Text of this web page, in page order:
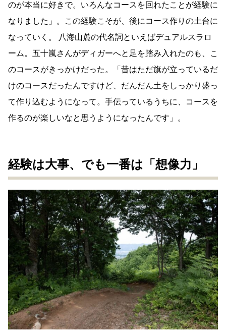
のが本当に好きで。いろんなコースを回れたことが経験に
なりました」。この経験こそが、後にコース作りの土台に
なっていく。 八海山麓の代名詞といえばデュアルスラロ
ーム。五十嵐さんがディガーへと足を踏み入れたのも、こ
のコースがきっかけだった。「昔はただ旗が立っているだ
けのコースだったんですけど、だんだん土をしっかり盛っ
て作り込むようになって。手伝っているうちに、コースを
作るのが楽しいなと思うようになったんです」。
経験は大事、でも一番は「想像力」